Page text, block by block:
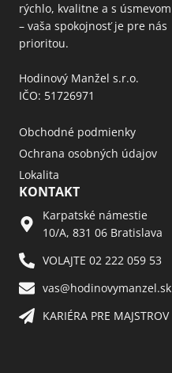
rýchlo, kvalitne a s úsmevom
– vaša spokojnosť je pre nás
prioritou.
Hodinový Manžel s.r.o.
IČO: 51726971
Obchodné podmienky
Ochrana osobných údajov
Lokalita
KONTAKT
Karpatské námestie
10/A, 831 06 Bratislava
VOLAJTE 02 222 059 53​
vas@hodinovymanzel.sk​
KARIÉRA PRE MAJSTROV​